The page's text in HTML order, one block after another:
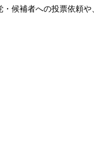
候補者への投票依頼